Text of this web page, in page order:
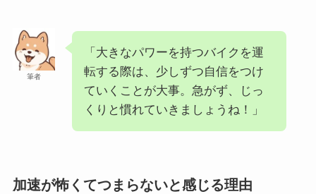
筆者
「大きなパワーを持つバイクを運
転する際は、少しずつ自信をつけ
ていくことが大事。急がず、じっ
くりと慣れていきましょうね！」
加速が怖くてつまらないと感じる理由